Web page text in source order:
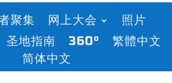
聚集 网上大会
照片
圣地指南 360°
繁體中文
简体中文